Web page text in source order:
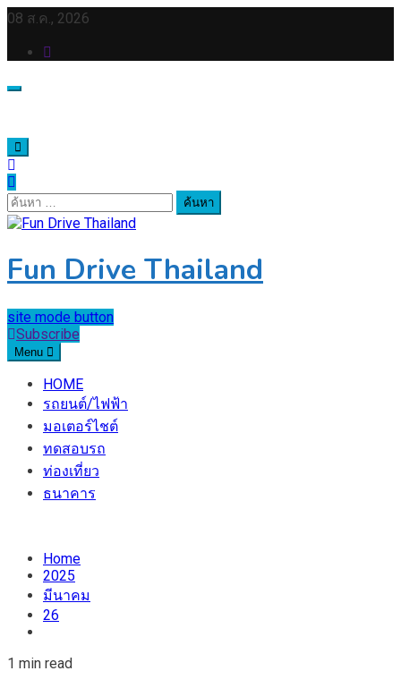
Skip
content
08 ส.ค., 2026
ค้นหา
สำหรับ:
Fun Drive Thailand
site mode button
Subscribe
Menu
HOME
รถยนต์/ไฟฟ้า
มอเตอร์ไชต์
ทดสอบรถ
ท่องเที่ยว
ธนาคาร
Home
2025
มีนาคม
26
1 min read